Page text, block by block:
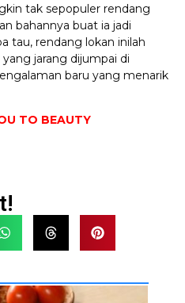
tak sepopuler rendang
bahannya buat ia jadi
tau, rendang lokan inilah
jarang dijumpai di
baru yang menarik
TO BEAUTY